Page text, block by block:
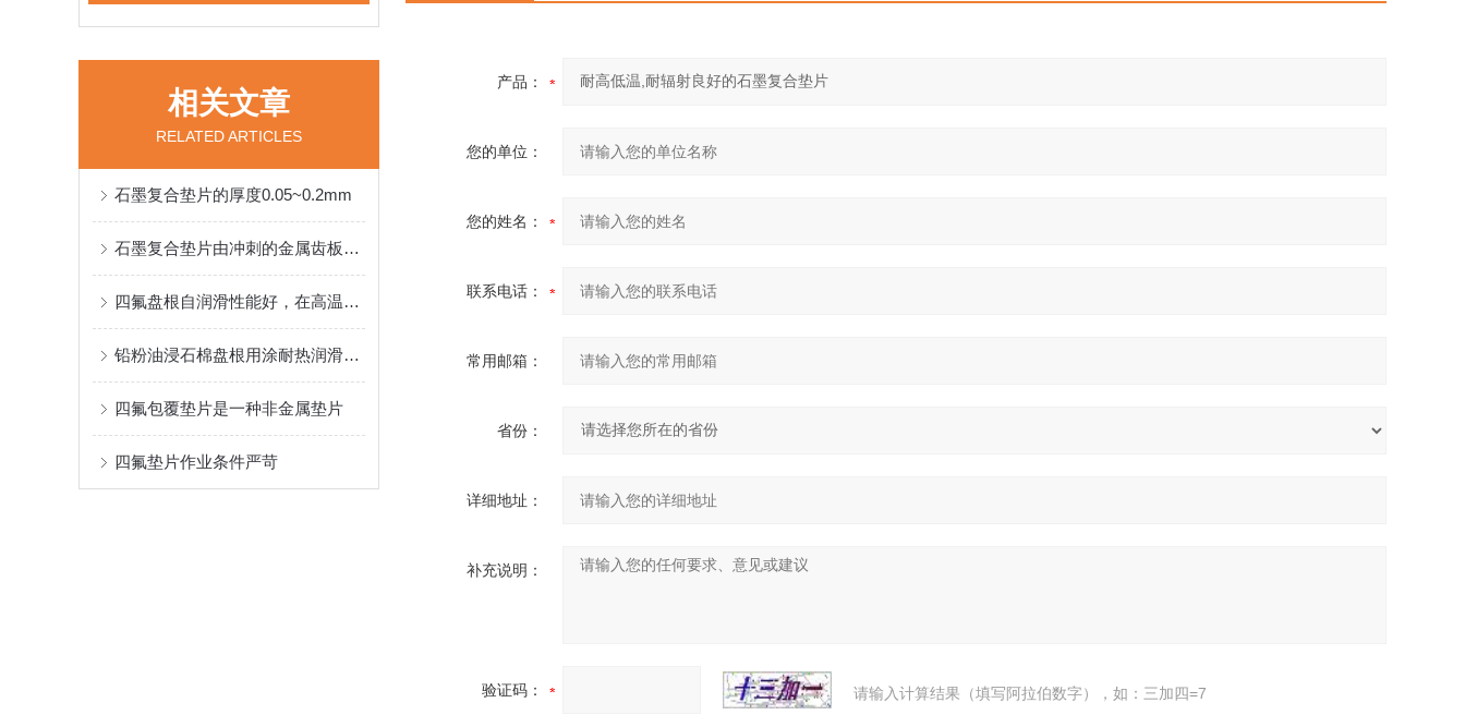
相关文章
RELATED ARTICLES
石墨复合垫片的厚度0.05~0.2mm
石墨复合垫片由冲刺的金属齿板或金属网板与膨胀石墨粒子复合压制的一种垫片
四氟盘根自润滑性能好，在高温和潮湿环境下强度不变
铅粉油浸石棉盘根用涂耐热润滑油和石墨的石棉线编织而成
四氟包覆垫片是一种非金属垫片
四氟垫片作业条件严苛
产品：
您的单位：
您的姓名：
联系电话：
常用邮箱：
省份：
详细地址：
补充说明：
验证码： 请输入计算结果（填写阿拉伯数字），如：三加四=7